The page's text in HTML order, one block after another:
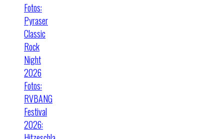
Fotos:
Pyraser
Classic
Rock
Night
2026
Fotos:
RVBANG
Festival
2026: